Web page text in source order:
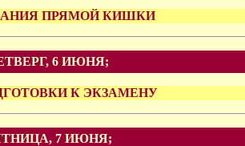
ПРЯМОЙ КИШКИ
6 ИЮНЯ;
К ЭКЗАМЕНУ
7 ИЮНЯ;